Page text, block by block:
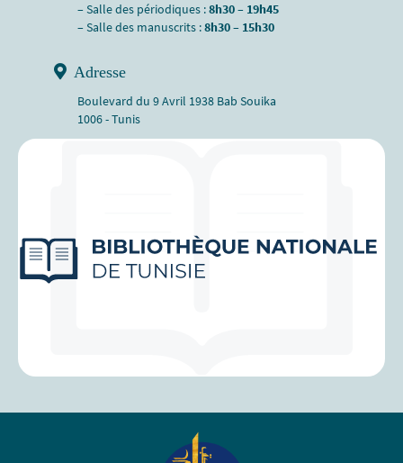
– Salle des périodiques :8h30 – 19h45
– Salle des manuscrits :8h30 – 15h30
Adresse
Boulevard du 9 Avril 1938 Bab Souika
1006 - Tunis